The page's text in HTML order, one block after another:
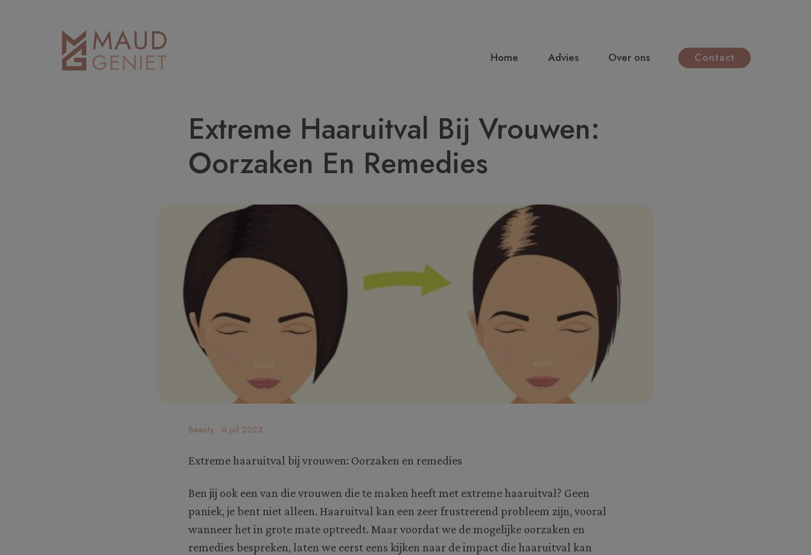
Home Advies Over ons Contact
Extreme Haaruitval Bij Vrouwen:
Oorzaken En Remedies
Beauty 6 jul 2023
Extreme haaruitval bij vrouwen: Oorzaken en remedies
Ben jij ook een van die vrouwen die te maken heeft met extreme haaruitval? Geen
paniek, je bent niet alleen. Haaruitval kan een zeer frustrerend probleem zijn, vooral
wanneer het in grote mate optreedt. Maar voordat we de mogelijke oorzaken en
remedies bespreken, laten we eerst eens kijken naar de impact die haaruitval kan